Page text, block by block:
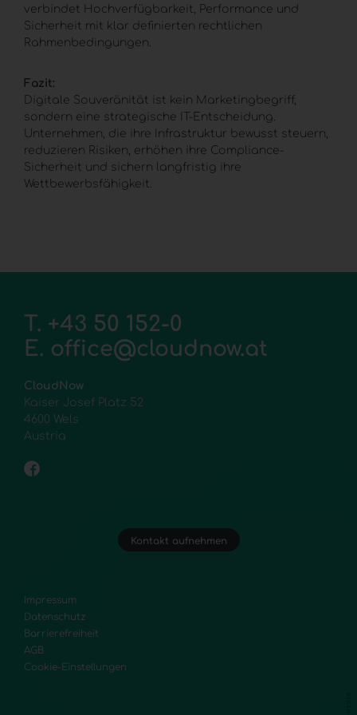
verbindet Hochverfügbarkeit, Performance und
Sicherheit mit klar definierten rechtlichen
Rahmenbedingungen.
Fazit:
Digitale Souveränität ist kein Marketingbegriff,
sondern eine strategische IT-Entscheidung.
Unternehmen, die ihre Infrastruktur bewusst steuern,
reduzieren Risiken, erhöhen ihre Compliance-
Sicherheit und sichern langfristig ihre
Wettbewerbsfähigkeit.
T. +43 50 152-0
E. office@cloudnow.at
CloudNow
Kaiser Josef Platz 52
4600 Wels
Austria
Kontakt aufnehmen
Impressum
Datenschutz
Barrierefreiheit
AGB
Cookie-Einstellungen